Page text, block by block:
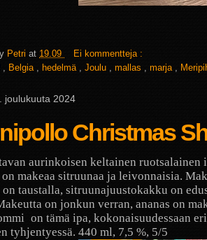
Petri at 19.09
Ei kommentteja :
, Belgia , hedelmä , Joulu , mallas , marja ,
joulukuuta 2024
Christmas
aurinkoisen keltainen ruotsalainen
makeaa sitruunaa ja leivonnaisia.
on taustalla, sitruunajuustokakku on
on jonkun verran, ananas on
on tämä ipa, kokonaisuudessaan
tyhjentyessä. 440 ml, 7,5 %, 5/5